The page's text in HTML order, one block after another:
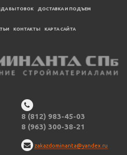
БЫТОВОК ДОСТАВКА И ПОДЪЕМ
КОНТАКТЫ КАРТА САЙТА
8 (812) 983-45-03
8 (963) 300-38-21
zakazdominanta@yandex.ru